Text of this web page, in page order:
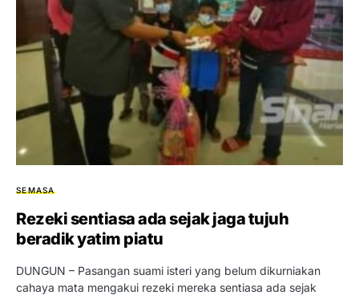
SEMASA
Rezeki sentiasa ada sejak jaga tujuh
beradik yatim piatu
DUNGUN – Pasangan suami isteri yang belum dikurniakan
cahaya mata mengakui rezeki mereka sentiasa ada sejak